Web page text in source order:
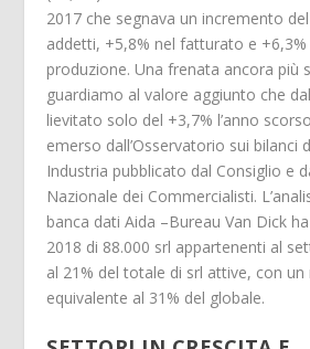
2017 che segnava un incremento
addetti, +5,8% nel fatturato e
produzione. Una frenata ancora più
guardiamo al valore aggiunto che
lievitato solo del +3,7% l’anno
emerso dall’Osservatorio sui bilanci
Industria pubblicato dal Consiglio e
Nazionale dei Commercialisti.
banca dati Aida –Bureau Van Dick
2018 di 88.000 srl appartenenti al
al 21% del totale di srl attive, con
equivalente al 31% del globale.